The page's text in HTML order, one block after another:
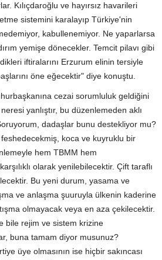
Kılıçdaroğlu ve hayırsız havarileri
sistemini karalayıp Türkiye'nin
kabullenemiyor. Ne yaparlarsa
yemişe dönecekler. Temcit pilavı gibi
iftiralarını Erzurum elinin tersiyle
öne eğecektir" diye konuştu.
cezai sorumluluk geldiğini
yanlıştır, bu düzenlemeden aklı
dadaşlar bunu destekliyor mu?
koca ve kuyruklu bir
hem TBMM hem
olarak yenilebilecektir. Çift taraflı
Bu yeni durum, yasama ve
ve anlaşma şuuruyla ülkenin kaderine
olmayacak veya en aza çekilecektir.
bile rejim ve sistem krizine
buna tamam diyor musunuz?
üye olmasının ise hiçbir sakıncası